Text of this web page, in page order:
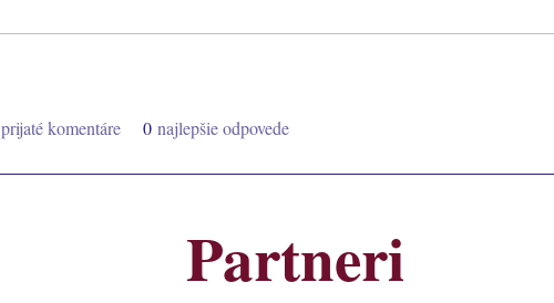
prijaté komentáre 0 najlepšie odpovede
Partneri